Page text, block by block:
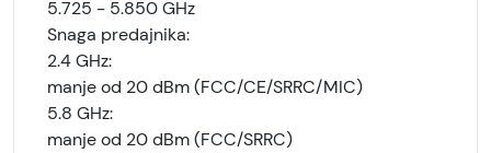
5.725 - 5.850 GHz
Snaga predajnika:
2.4 GHz:
manje od 20 dBm (FCC/CE/SRRC/MIC)
5.8 GHz:
manje od 20 dBm (FCC/SRRC)